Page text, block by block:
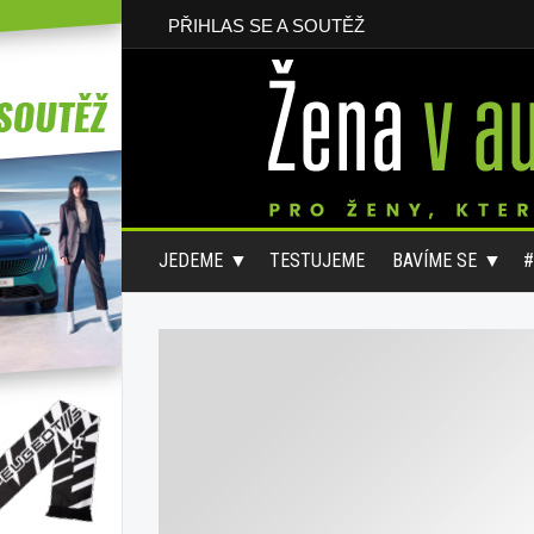
PŘIHLAS SE A SOUTĚŽ
JEDEME TESTUJEME BAVÍME SE